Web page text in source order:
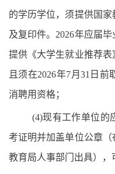
的学历学位，须提供国
及复印件。2026年应届
提供《大学生就业推荐表
且须在2026年7月31日
消聘用资格；
(4)现有工作单位的
考证明并加盖单位公章
教育局人事部门出具），